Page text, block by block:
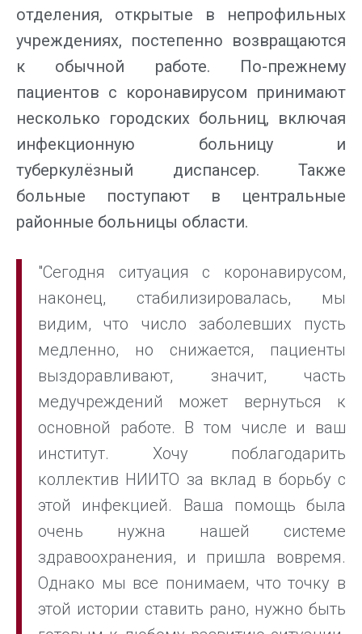
отделения, открытые в непрофильных
учреждениях, постепенно возвращаются
к обычной работе. По-прежнему
пациентов с коронавирусом принимают
несколько городских больниц, включая
инфекционную больницу и
туберкулёзный диспансер. Также
больные поступают в центральные
районные больницы области.
"Сегодня ситуация с коронавирусом,
наконец, стабилизировалась, мы
видим, что число заболевших пусть
медленно, но снижается, пациенты
выздоравливают, значит, часть
медучреждений может вернуться к
основной работе. В том числе и ваш
институт. Хочу поблагодарить
коллектив НИИТО за вклад в борьбу с
этой инфекцией. Ваша помощь была
очень нужна нашей системе
здравоохранения, и пришла вовремя.
Однако мы все понимаем, что точку в
этой истории ставить рано, нужно быть